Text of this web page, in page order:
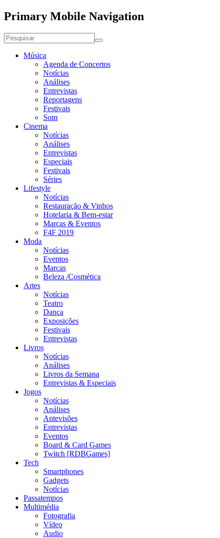
Primary Mobile Navigation
Música
Agenda de Concertos
Notícias
Análises
Entrevistas
Reportagens
Festivais
Som
Cinema
Notícias
Análises
Entrevistas
Especiais
Festivais
Séries
Lifestyle
Notícias
Restauração & Vinhos
Hotelaria & Bem-estar
Marcas & Eventos
F4F 2019
Moda
Notícias
Eventos
Marcas
Beleza /Cosmética
Artes
Notícias
Teatro
Dança
Exposições
Festivais
Entrevistas
Livros
Notícias
Análises
Livros da Semana
Entrevistas & Especiais
Jogos
Notícias
Análises
Antevisões
Entrevistas
Eventos
Board & Card Games
Twitch [RDBGames]
Tech
Smartphones
Gadgets
Notícias
Passatempos
Multimédia
Fotografia
Vídeo
Audio